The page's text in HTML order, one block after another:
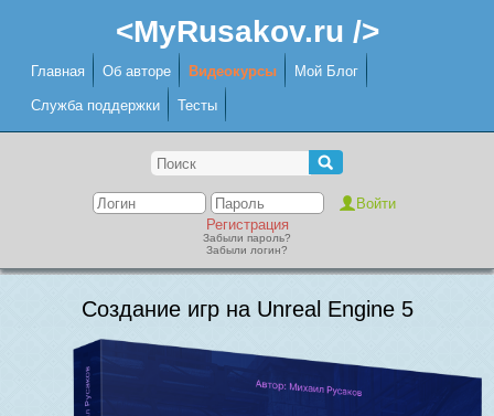
<MyRusakov.ru />
Главная Об авторе Видеокурсы Мой Блог
Служба поддержки Тесты
Регистрация
Забыли пароль?
Забыли логин?
Создание игр на Unreal Engine 5